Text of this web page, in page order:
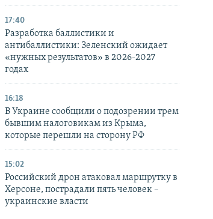
17:40
Разработка баллистики и
антибаллистики: Зеленский ожидает
«нужных результатов» в 2026-2027
годах
16:18
В Украине сообщили о подозрении трем
бывшим налоговикам из Крыма,
которые перешли на сторону РФ
15:02
Российский дрон атаковал маршрутку в
Херсоне, пострадали пять человек –
украинские власти